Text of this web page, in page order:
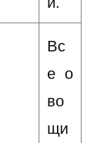
Вс
е о
во
щи